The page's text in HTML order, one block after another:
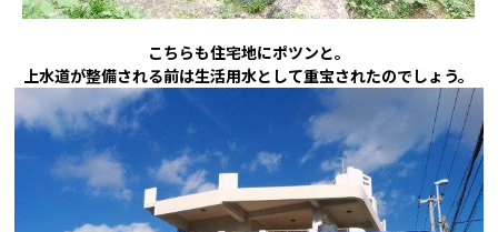
こちらも住宅地にポツンと。
上水道が整備される前は生活用水として重宝されたのでしょう。